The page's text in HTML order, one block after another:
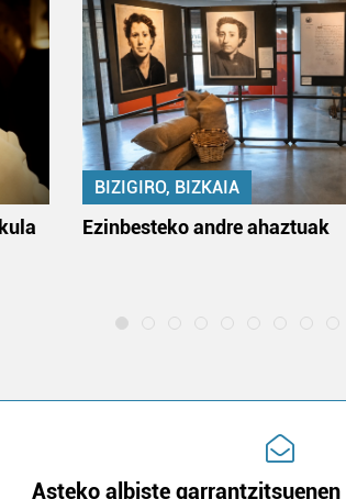
BIZIGIRO, BIZKAIA
Ezinbesteko andre ahaztuak
Asteko albiste